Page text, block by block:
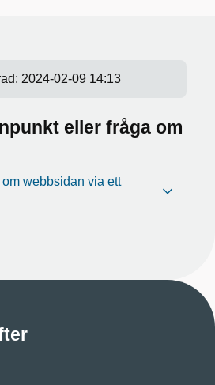
2024-02-09 14:13
eller fråga om
webbsidan via ett